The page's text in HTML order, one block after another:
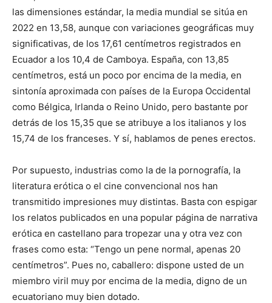
las dimensiones estándar, la media mundial se sitúa en
2022 en 13,58, aunque con variaciones geográficas muy
significativas, de los 17,61 centímetros registrados en
Ecuador a los 10,4 de Camboya. España, con 13,85
centímetros, está un poco por encima de la media, en
sintonía aproximada con países de la Europa Occidental
como Bélgica, Irlanda o Reino Unido, pero bastante por
detrás de los 15,35 que se atribuye a los italianos y los
15,74 de los franceses. Y sí, hablamos de penes erectos.
Por supuesto, industrias como la de la pornografía, la
literatura erótica o el cine convencional nos han
transmitido impresiones muy distintas. Basta con espigar
los relatos publicados en una popular página de narrativa
erótica en castellano para tropezar una y otra vez con
frases como esta: “Tengo un pene normal, apenas 20
centímetros”. Pues no, caballero: dispone usted de un
miembro viril muy por encima de la media, digno de un
ecuatoriano muy bien dotado.